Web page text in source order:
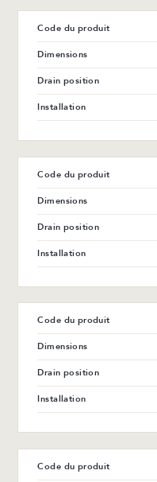
Code du produit
Dimensions
Drain position
Installation
Code du produit
Dimensions
Drain position
Installation
Code du produit
Dimensions
Drain position
Installation
Code du produit